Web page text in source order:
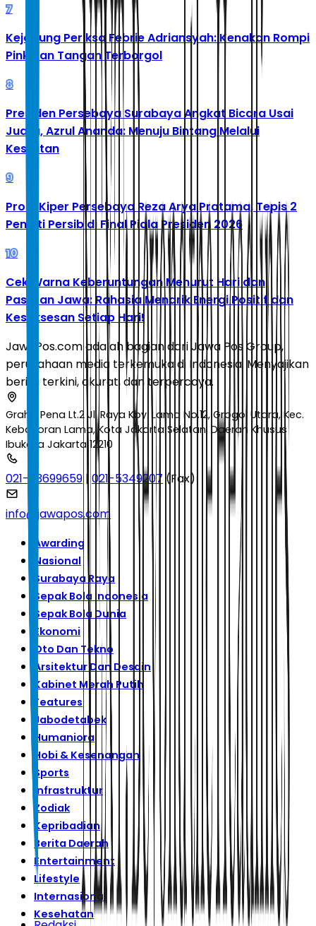
7
Kejagung Periksa Febrie Adriansyah: Kenakan Rompi
Pink dan Tangan Terborgol
8
Presiden Persebaya Surabaya Angkat Bicara Usai
Juara, Azrul Ananda: Menuju Bintang Melalui
Kesulitan
9
Profil Kiper Persebaya Reza Arya Pratama, Tepis 2
Penalti Persib di Final Piala Presiden 2026
10
Cek Warna Keberuntungan Menurut Hari dan
Pasaran Jawa: Rahasia Menarik Energi Positif dan
Kesuksesan Setiap Hari!
JawaPos.com adalah bagian dari Jawa Pos Group,
perusahaan media terkemuka di Indonesia. Menyajikan
berita terkini, akurat, dan terpercaya.
Graha Pena Lt.2 Jl. Raya Kby. Lama No.12, Grogol Utara, Kec.
Kebayoran Lama, Kota Jakarta Selatan, Daerah Khusus
Ibukota Jakarta 12210
021-53699659 | 021-5349207 (Fax)
info@jawapos.com
Awarding
Nasional
Surabaya Raya
Sepak Bola Indonesia
Sepak Bola Dunia
Ekonomi
Oto Dan Tekno
Arsitektur Dan Desain
Kabinet Merah Putih
Features
Jabodetabek
Humaniora
Hobi & Kesenangan
Sports
Infrastruktur
Zodiak
Kepribadian
Berita Daerah
Entertainment
Lifestyle
Internasional
Kesehatan